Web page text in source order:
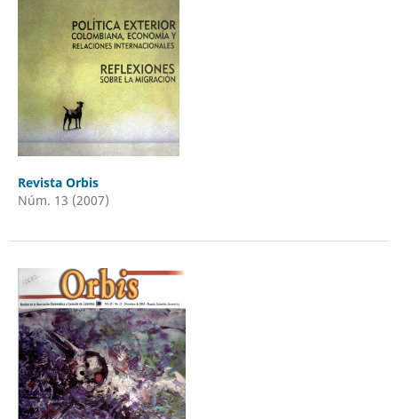
Revista Orbis
Núm. 13 (2007)